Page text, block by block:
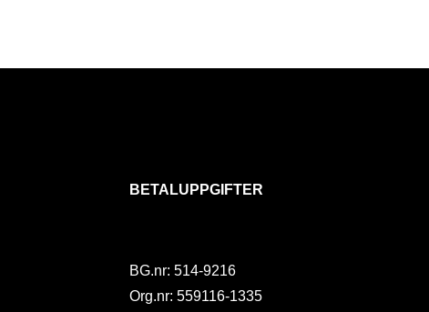
BETALUPPGIFTER
BG.nr: 514-9216
Org.nr: 559116-1335